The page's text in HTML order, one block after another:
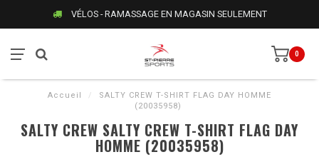
VÉLOS - RAMASSAGE EN MAGASIN SEULEMENT
0
Accueil /
SALTY CREW T-SHIRT FLAG DAY HOMME
(20035958)
SALTY CREW SALTY CREW T-SHIRT FLAG DAY
HOMME (20035958)